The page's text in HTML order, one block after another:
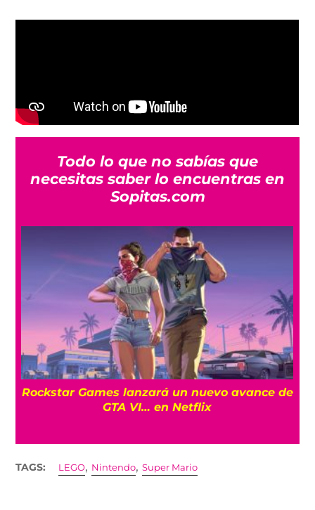
Todo lo que no sabías que
necesitas saber lo encuentras en
Sopitas.com
Rockstar Games lanzará un nuevo avance de
GTA VI… en Netflix
TAGS: LEGO, Nintendo,Super Mario